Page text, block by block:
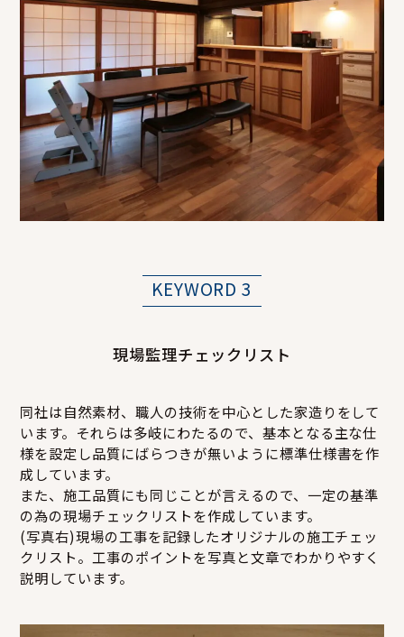
KEYWORD 3
現場監理チェックリスト
同社は自然素材、職人の技術を中心とした家造りをして
います。それらは多岐にわたるので、基本となる主な仕
様を設定し品質にばらつきが無いように標準仕様書を作
成しています。
また、施工品質にも同じことが言えるので、一定の基準
の為の現場チェックリストを作成しています。
(写真右)現場の工事を記録したオリジナルの施工チェッ
クリスト。工事のポイントを写真と文章でわかりやすく
説明しています。